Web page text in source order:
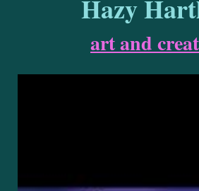
Hazy
art and